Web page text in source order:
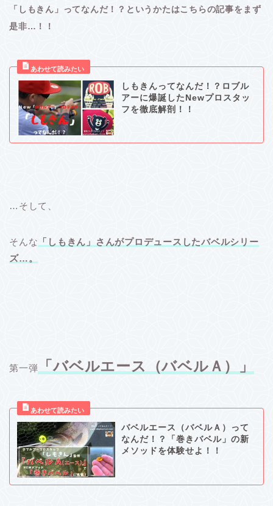
「しもきん」ってなんだ！？というかたはこちらの記事をまず
是非…！！
しもきんってなんだ！？ロブル
アーに爆誕したNewプロスタッ
フを徹底解剖！！
…そして、
そんな 「しもきん」さんがプロデュースしたバベルシリー
ズ…。
第一弾 「バベルエース（バベルＡ）」
バベルエース（バベルＡ）って
なんだ！？「巻きバベル」の新
メソッドを体験せよ！！